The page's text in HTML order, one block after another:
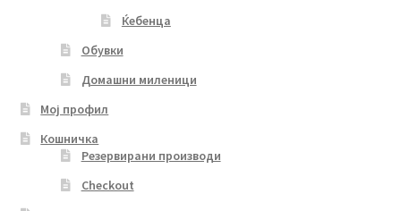
Ќебенца
Обувки
Домашни миленици
Мој профил
Кошничка
Резервирани производи
Checkout